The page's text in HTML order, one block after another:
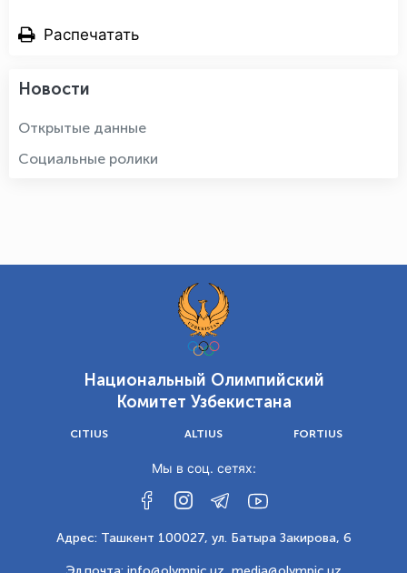
Распечатать
Новости
Открытые данные
Социальные ролики
Национальный Олимпийский
Комитет Узбекистана
CITIUS ALTIUS FORTIUS
Мы в соц. сетях:
Адрес: Ташкент 100027, ул. Батыра Закирова, 6